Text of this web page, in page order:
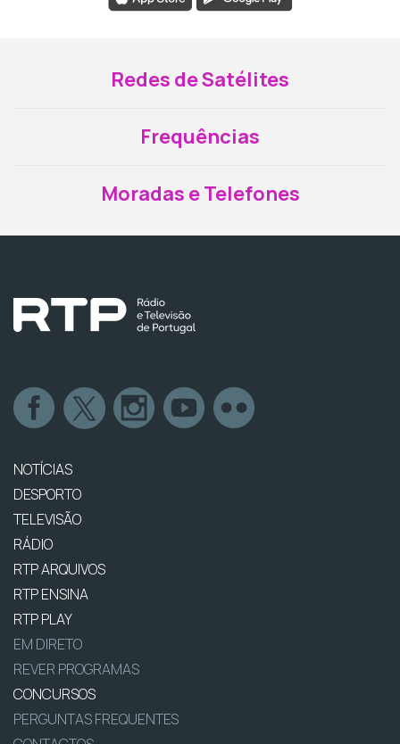
Redes de Satélites
Frequências
Moradas e Telefones
NOTÍCIAS
DESPORTO
TELEVISÃO
RÁDIO
RTP ARQUIVOS
RTP ENSINA
RTP PLAY
EM DIRETO
REVER PROGRAMAS
CONCURSOS
PERGUNTAS FREQUENTES